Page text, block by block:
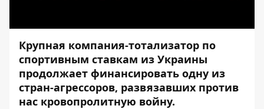
Крупная компания-тотализатор по
спортивным ставкам из Украины
продолжает финансировать одну из
стран-агрессоров, развязавших против
нас кровопролитную войну.